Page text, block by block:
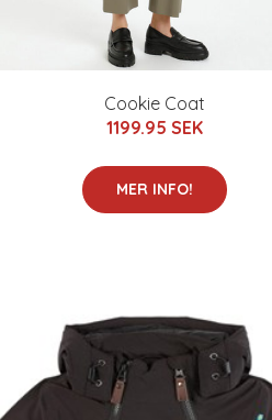
Cookie Coat
1199.95 SEK
MER INFO!